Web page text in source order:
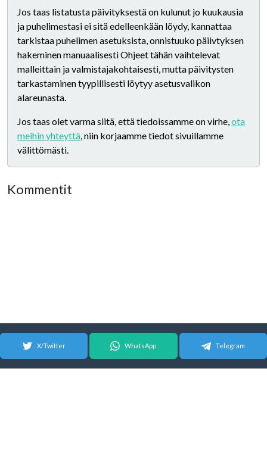
Jos taas listatusta päivityksestä on kulunut jo kuukausia
ja puhelimestasi ei sitä edelleenkään löydy, kannattaa
tarkistaa puhelimen asetuksista, onnistuuko päiivtyksen
hakeminen manuaalisesti Ohjeet tähän vaihtelevat
malleittain ja valmistajakohtaisesti, mutta päivitysten
tarkastaminen tyypillisesti löytyy asetusvalikon
alareunasta.
Jos taas olet varma siitä, että tiedoissamme on virhe,ota
meihin yhteyttä, niin korjaamme tiedot sivuillamme
välittömästi.
Kommentit
X/Twitter WhatsApp Telegram